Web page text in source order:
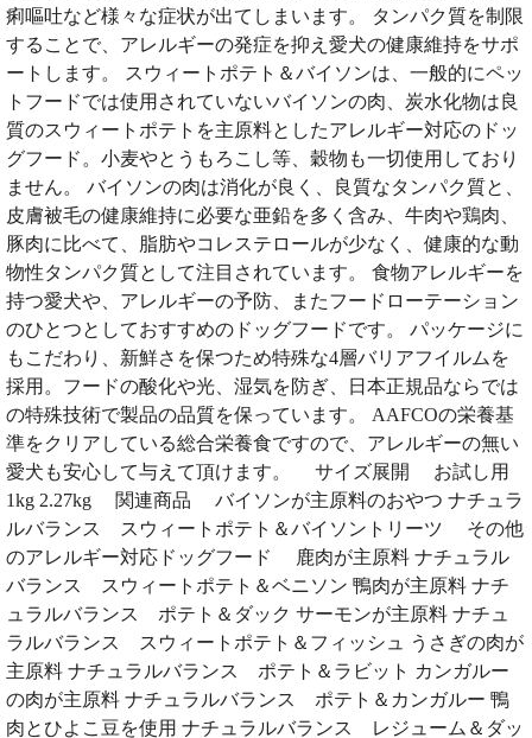
痢嘔吐など様々な症状が出てしまいます。 タンパク質を制限
することで、アレルギーの発症を抑え愛犬の健康維持をサポ
ートします。 スウィートポテト＆バイソンは、一般的にペッ
トフードでは使用されていないバイソンの肉、炭水化物は良
質のスウィートポテトを主原料としたアレルギー対応のドッ
グフード。小麦やとうもろこし等、穀物も一切使用しており
ません。 バイソンの肉は消化が良く、良質なタンパク質と、
皮膚被毛の健康維持に必要な亜鉛を多く含み、牛肉や鶏肉、
豚肉に比べて、脂肪やコレステロールが少なく、健康的な動
物性タンパク質として注目されています。 食物アレルギーを
持つ愛犬や、アレルギーの予防、またフードローテーション
のひとつとしておすすめのドッグフードです。 パッケージに
もこだわり、新鮮さを保つため特殊な4層バリアフイルムを
採用。フードの酸化や光、湿気を防ぎ、日本正規品ならでは
の特殊技術で製品の品質を保っています。 AAFCOの栄養基
準をクリアしている総合栄養食ですので、アレルギーの無い
愛犬も安心して与えて頂けます。 サイズ展開 お試し用
1kg 2.27kg 関連商品 バイソンが主原料のおやつ ナチュラ
ルバランス スウィートポテト＆バイソントリーツ その他
のアレルギー対応ドッグフード 鹿肉が主原料 ナチュラル
バランス スウィートポテト＆ベニソン 鴨肉が主原料 ナチ
ュラルバランス ポテト＆ダック サーモンが主原料 ナチュ
ラルバランス スウィートポテト＆フィッシュ うさぎの肉が
主原料 ナチュラルバランス ポテト＆ラビット カンガルー
の肉が主原料 ナチュラルバランス ポテト＆カンガルー 鴨
肉とひよこ豆を使用 ナチュラルバランス レジューム＆ダッ